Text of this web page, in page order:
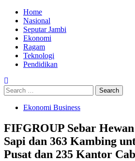
Skip
content
Primary
Menu
Home
Nasional
Seputar Jambi
Ekonomi
Ragam
Teknologi
Pendidikan
Search
for:
Ekonomi Business
FIFGROUP Sebar
Sapi dan 363 Kambing
Pusat dan 235 Kantor